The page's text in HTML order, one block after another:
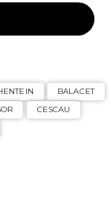
BALACET
CESCAU